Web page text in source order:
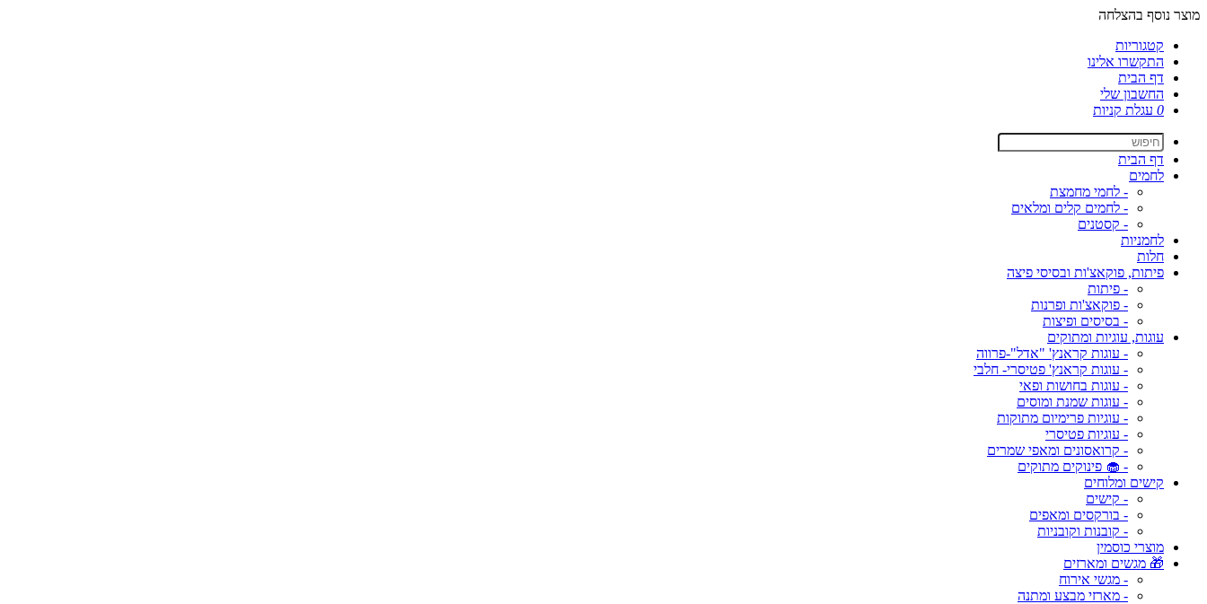
מוצר נוסף בהצלחה
קטגוריות
התקשרו אלינו
דף הבית
החשבון שלי
0 עגלת קניות
דף הבית
לחמים
- לחמי מחמצת
- לחמים קלים ומלאים
- קסטנים
לחמניות
חלות
פיתות, פוקאצ'ות ובסיסי פיצה
- פיתות
- פוקאצ'ות ופרנות
- בסיסים ופיצות
עוגות, עוגיות ומתוקים
- עוגות קראנץ' "אדל"-פרווה
- עוגות קראנץ' פטיסרי- חלבי
- עוגות בחושות ופאי
- עוגות שמנת ומוסים
- עוגיות פרימיום מתוקות
- עוגיות פטיסרי
- קרואסונים ומאפי שמרים
- 🧁 פינוקים מתוקים
קישים ומלוחים
- קישים
- בורקסים ומאפים
- קובנות וקובניות
מוצרי כוסמין
🎁 מגשים ומארזים
- מגשי אירוח
- מארזי מבצע ומתנה